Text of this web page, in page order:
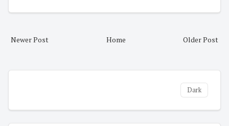
Newer Post Older Post
Home
Dark